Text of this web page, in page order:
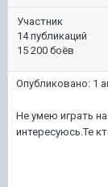
Участник
14 публикаций
15 200 боёв
Опубликовано: 1
Не умею играть
интересуюсь.Те